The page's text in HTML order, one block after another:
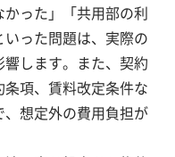
かった」「共用部の利
った問題は、実際の
します。また、契約
項、賃料改定条件な
想定外の費用負担が